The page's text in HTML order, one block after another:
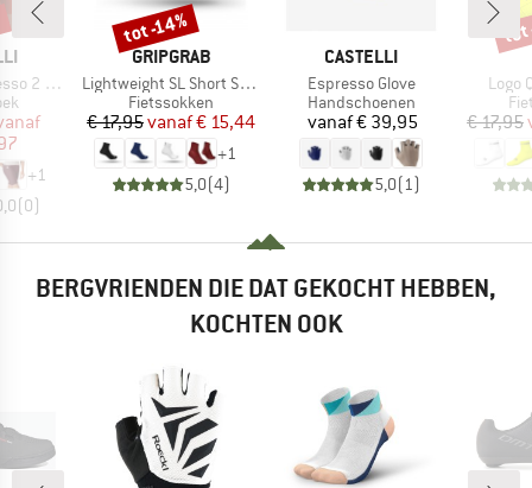
Short
prijs
+1
(0)
MERK
GRIPGRAB
Artikel
Lightweight SL Short Sock
Productgroep
Fietssokken
Prijs
€ 17,95 Verlaagde prijs
vanaf€ 15,44
+1
5,0(4)
Korting
tot -14%
MERK
CASTELLI
Artikel
Espresso Glove
Productgroep
Handschoenen
Prijs
vanaf€ 39,95
5,0( 1)
Artikel
Logo
€ 17,95
tot
BERGVRIENDEN DIE DAT GEKOCHT HEBBEN,
KOCHTEN OOK